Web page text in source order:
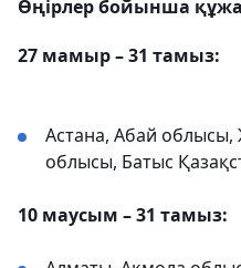
Өңірлер бойынша
27 мамыр – 31 тамыз:
Астана, Абай
облысы, Батыс
10 маусым – 31 тамыз: